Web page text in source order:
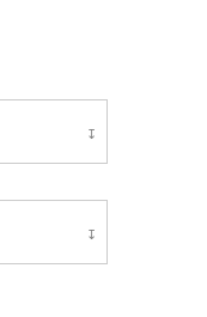
↧
↧